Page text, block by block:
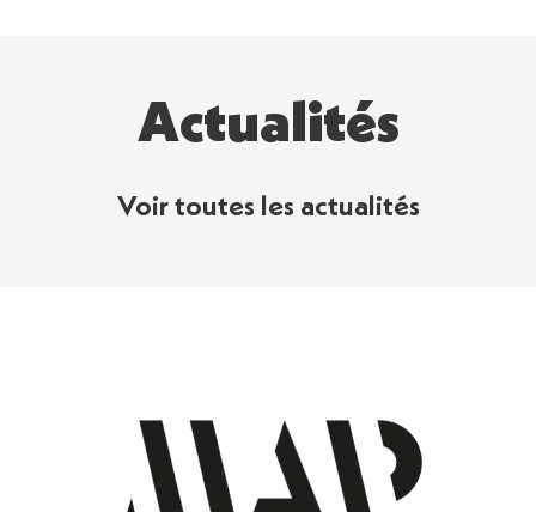
Actualités
Voir toutes les actualités